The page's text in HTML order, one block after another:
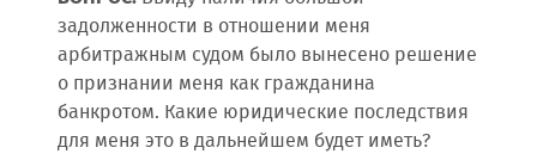
задолженности в отношении меня
арбитражным судом было вынесено решение
о признании меня как гражданина
банкротом. Какие юридические последствия
для меня это в дальнейшем будет иметь?